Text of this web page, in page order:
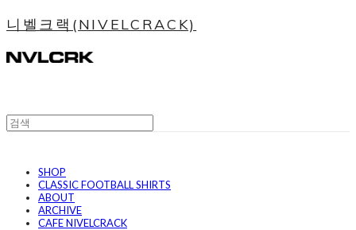
니벨크랙(NIVELCRACK)
SHOP
CLASSIC FOOTBALL SHIRTS
ABOUT
ARCHIVE
CAFE NIVELCRACK